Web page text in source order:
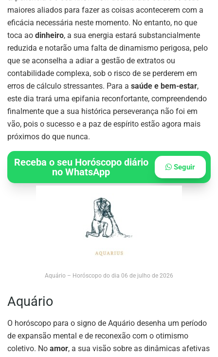
maiores aliados para fazer as coisas acontecerem com a
eficácia necessária neste momento. No entanto, no que
toca ao dinheiro, a sua energia estará substancialmente
reduzida e notarão uma falta de dinamismo perigosa, pelo
que se aconselha a adiar a gestão de extratos ou
contabilidade complexa, sob o risco de se perderem em
erros de cálculo stressantes. Para a saúde e bem-estar,
este dia trará uma epifania reconfortante, compreendendo
finalmente que a sua histórica perseverança não foi em
vão, pois o sucesso e a paz de espírito estão agora mais
próximos do que nunca.
Receba o seu Horóscopo diário
no WhatsApp
Seguir
Aquário – Horóscopo do dia 06 de julho de 2026
Aquário
O horóscopo para o signo de Aquário desenha um período
de expansão mental e de reconexão com o otimismo
coletivo. No amor, a sua visão sobre as dinâmicas afetivas